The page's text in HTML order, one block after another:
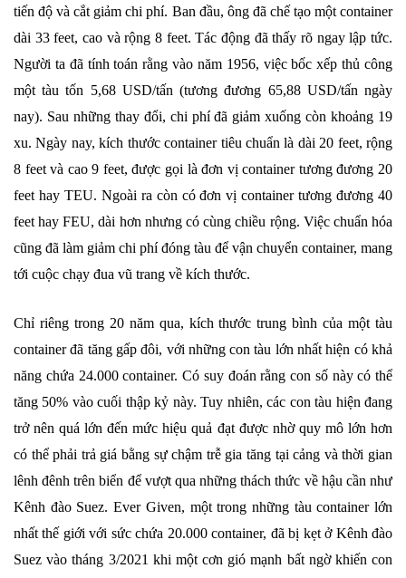
tiến độ và cắt giảm chi phí. Ban đầu, ông đã chế tạo một container
dài 33 feet, cao và rộng 8 feet. Tác động đã thấy rõ ngay lập tức.
Người ta đã tính toán rằng vào năm 1956, việc bốc xếp thủ công
một tàu tốn 5,68 USD/tấn (tương đương 65,88 USD/tấn ngày
nay). Sau những thay đổi, chi phí đã giảm xuống còn khoảng 19
xu. Ngày nay, kích thước container tiêu chuẩn là dài 20 feet, rộng
8 feet và cao 9 feet, được gọi là đơn vị container tương đương 20
feet hay TEU. Ngoài ra còn có đơn vị container tương đương 40
feet hay FEU, dài hơn nhưng có cùng chiều rộng. Việc chuẩn hóa
cũng đã làm giảm chi phí đóng tàu để vận chuyển container, mang
tới cuộc chạy đua vũ trang về kích thước.
Chỉ riêng trong 20 năm qua, kích thước trung bình của một tàu
container đã tăng gấp đôi, với những con tàu lớn nhất hiện có khả
năng chứa 24.000 container. Có suy đoán rằng con số này có thể
tăng 50% vào cuối thập kỷ này. Tuy nhiên, các con tàu hiện đang
trở nên quá lớn đến mức hiệu quả đạt được nhờ quy mô lớn hơn
có thể phải trả giá bằng sự chậm trễ gia tăng tại cảng và thời gian
lênh đênh trên biển để vượt qua những thách thức về hậu cần như
Kênh đào Suez. Ever Given, một trong những tàu container lớn
nhất thế giới với sức chứa 20.000 container, đã bị kẹt ở Kênh đào
Suez vào tháng 3/2021 khi một cơn gió mạnh bất ngờ khiến con